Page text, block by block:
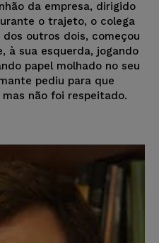
da empresa, dirigido
o trajeto, o colega
outros dois, começou
à sua esquerda, jogando
papel molhado no seu
pediu para que
não foi respeitado.